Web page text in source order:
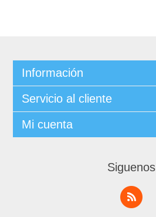
Información
Servicio al cliente
Mi cuenta
Siguenos